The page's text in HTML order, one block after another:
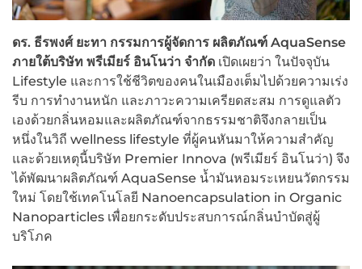
ดร. ธีรพงศ์ ยะทา กรรมการผู้จัดการ ผลิตภัณฑ์ AquaSense
ภายใต้บริษัท พรีเมียร์ อินโนว่า จำกัด เปิดเผยว่า ในปัจจุบัน
Lifestyle และการใช้ชีวิตของคนในเมืองเต็มไปด้วยความเร่ง
รีบ การทำงานหนัก และภาวะความเครียดสะสม การดูแลตัว
เองด้วยกลิ่นหอมและผลิตภัณฑ์จากธรรมชาติจึงกลายเป็น
หนึ่งในวิถี wellness lifestyle ที่ผู้คนหันมาให้ความสำคัญ
และด้วยเหตุนี้บริษัท Premier Innova (พรีเมียร์ อินโนว่า) จึง
ได้พัฒนาผลิตภัณฑ์ AquaSense น้ำมันหอมระเหยนวัตกรรม
ใหม่ โดยใช้เทคโนโลยี Nanoencapsulation in Organic
Nanoparticles เพื่อยกระดับประสบการณ์กลิ่นบำบัดสู่ผู้
บริโภค